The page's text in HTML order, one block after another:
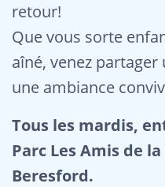
retour!
Que vous sorte
aîné, venez
une ambiance
Tous les mardis,
Parc Les Amis de
Beresford.